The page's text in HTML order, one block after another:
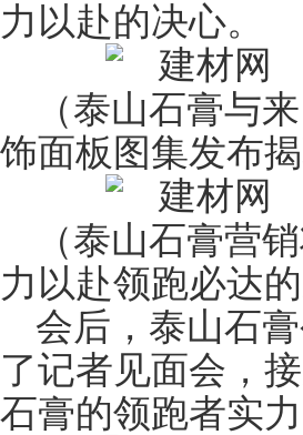
力以赴的决心。
（泰山石膏与
饰面板图集发布揭
（泰山石膏营
力以赴领跑必达的
会后，泰山石
了记者见面会，
石膏的领跑者实力